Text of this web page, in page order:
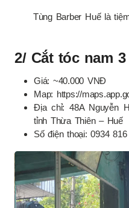
Tùng Barber Huế là
2/ Cắt tóc nam 3
Giá: ~40.000 VNĐ
Map: https://
Địa chỉ: 48A Nguyễn
tỉnh Thừa Thiên – Huế
Số điện thoại: 0934